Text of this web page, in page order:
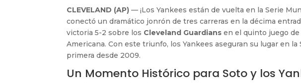
CLEVELAND (AP) — ¡Los Yankees están de vuelta en la Serie
conectó un dramático jonrón de tres carreras en la décima
victoria 5-2 sobre los Cleveland Guardians en el quinto juego de
Americana. Con este triunfo, los Yankees aseguran su lugar en
primera desde 2009.
Un Momento Histórico para Soto y los